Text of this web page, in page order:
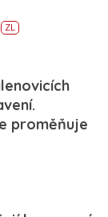
ZL
proměňuje